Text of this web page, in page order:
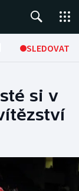
SLEDOVAT
si v